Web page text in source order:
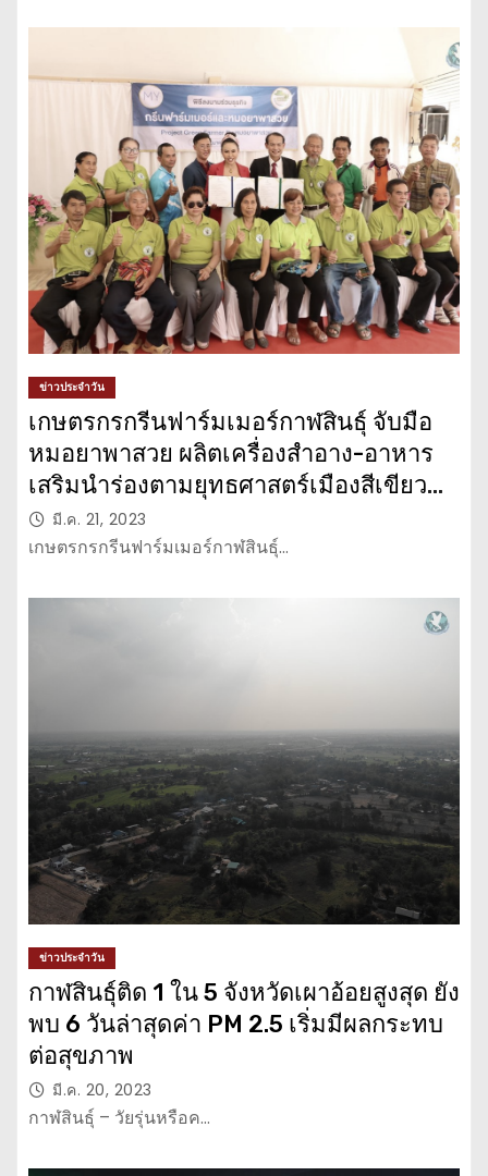
ข่าวประจำวัน
เกษตรกรกรีนฟาร์มเมอร์กาฬสินธุ์ จับมือ
หมอยาพาสวย ผลิตเครื่องสำอาง-อาหาร
เสริมนำร่องตามยุทธศาสตร์เมืองสีเขียว
อัจฉริยะ (Smart Green City)
มี.ค. 21, 2023
เกษตรกรกรีนฟาร์มเมอร์กาฬสินธุ์…
ข่าวประจำวัน
กาฬสินธุ์ติด 1 ใน 5 จังหวัดเผาอ้อยสูงสุด ยัง
พบ 6 วันล่าสุดค่า PM 2.5 เริ่มมีผลกระทบ
ต่อสุขภาพ
มี.ค. 20, 2023
กาฬสินธุ์ – วัยรุ่นหรือค…